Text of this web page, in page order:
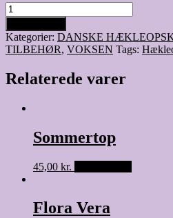
Nua
og
Nua
Herringbone
Scarf
Kategorier: DANSKE
TILBEHØR, VOKSEN Tags:
Relaterede varer
Sommertop
45,00 kr.
Flora Vera